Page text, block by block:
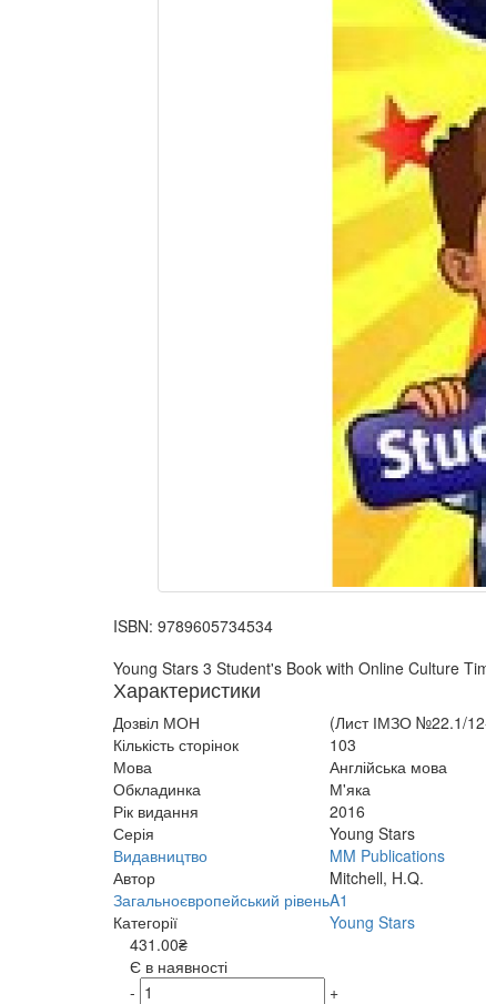
ISBN: 9789605734534
Young Stars 3 Student's Book with Online Culture
Характеристики
Дозвіл МОН
(Лист ІМЗО №22.1/
Кількість сторінок
103
Мова
Англійська мова
Обкладинка
М'яка
Рік видання
2016
Серія
Young Stars
Видавництво
MM Publications
Автор
Mitchell, H.Q.
Загальноєвропейський рівеньA1
Категорії
Young Stars
431.00₴
Є в наявності
-
+